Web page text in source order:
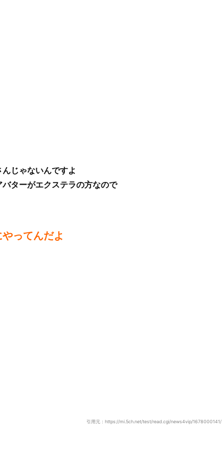
じゃないんですよ
ターがエクステラの方なので
ってんだよ
引用元：https://mi.5ch.net/test/read.cgi/news4vip/1678000141/